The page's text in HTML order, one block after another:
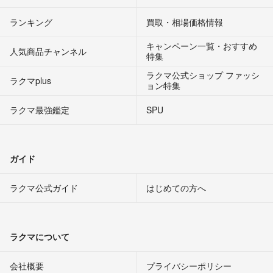
ランキング 買取・相場価格情報
人気商品チャンネル
キャンペーン一覧・おすすめ
特集
ラクマplus
ラクマ公式ショップ ファッシ
ョン特集
ラクマ最強鑑定
SPU
ガイド
ラクマ公式ガイド はじめての方へ
ラクマについて
会社概要 プライバシーポリシー